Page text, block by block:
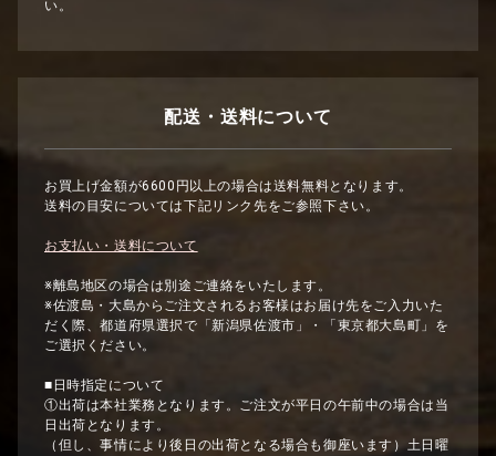
い。
配送・送料について
お買上げ金額が6600円以上の場合は送料無料となります。
送料の目安については下記リンク先をご参照下さい。
お支払い・送料について
※離島地区の場合は別途ご連絡をいたします。
※佐渡島・大島からご注文されるお客様はお届け先をご入力いた
だく際、都道府県選択で「新潟県佐渡市」・「東京都大島町」を
ご選択ください。
■日時指定について
①出荷は本社業務となります。ご注文が平日の午前中の場合は当
日出荷となります。
（但し、事情により後日の出荷となる場合も御座います）土日曜